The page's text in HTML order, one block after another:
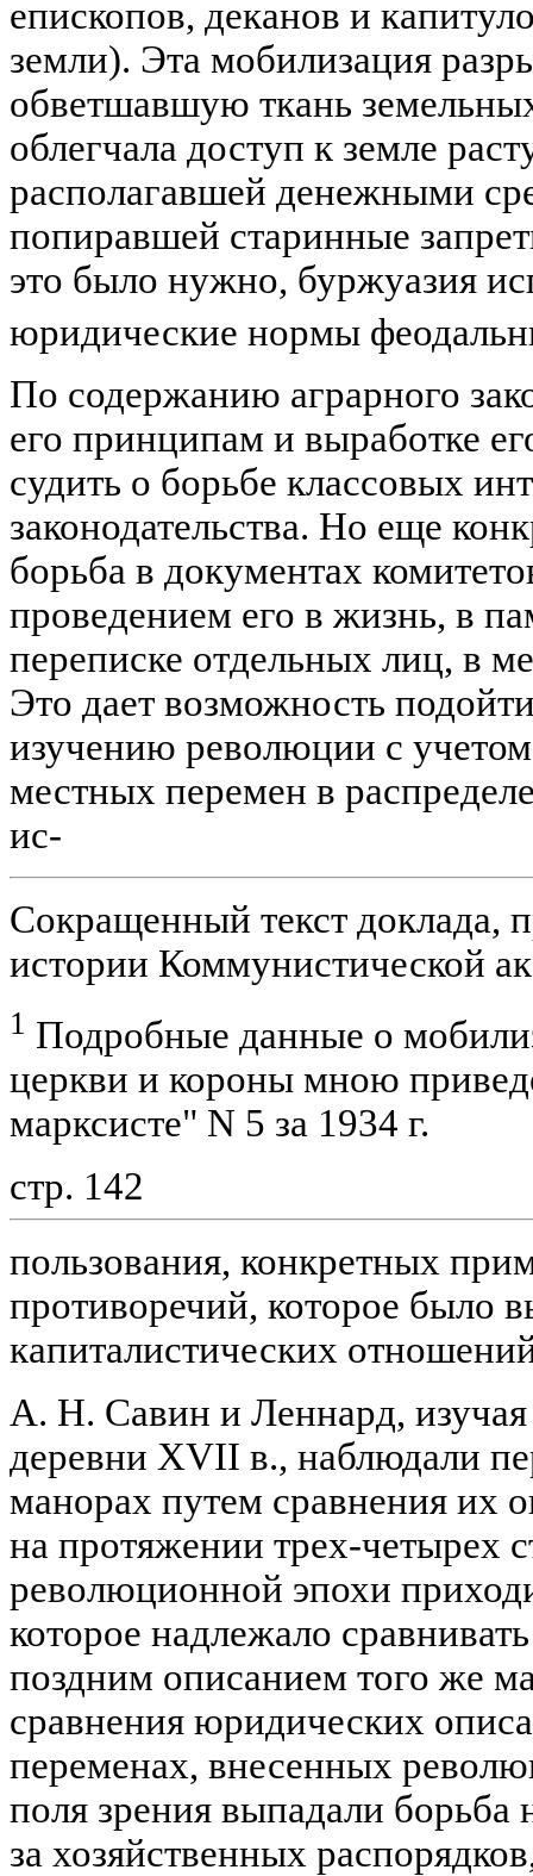
епископов, деканов и
земли). Эта мобилизация
обветшавшую ткань
облегчала доступ к земле
располагавшей денежными
попиравшей старинные
это было нужно, буржуазия
юридические нормы
По содержанию аграрного
его принципам и выработке
судить о борьбе классовых
законодательства. Но еще
борьба в документах
проведением его в жизнь, в
переписке отдельных лиц, в
Это дает возможность
изучению революции с
местных перемен в
ис-
Сокращенный текст доклада,
истории Коммунистической
1 Подробные данные о
церкви и короны мною
марксисте" N 5 за 1934 г.
стр. 142
пользования, конкретных
противоречий, которое было
капиталистических
А. Н. Савин и Леннард,
деревни XVII в., наблюдали
манорах путем сравнения их
на протяжении трех-четырех
революционной эпохи
которое надлежало
поздним описанием того же
сравнения юридических
переменах, внесенных
поля зрения выпадали борьба
за хозяйственных